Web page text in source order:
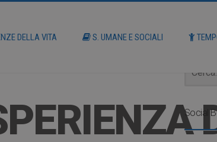
DELLA VITA S. UMANE E SOCIALI
Social